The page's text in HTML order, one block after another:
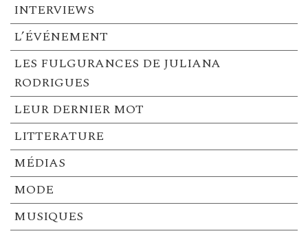
INTERVIEWS
L’ÉVÉNEMENT
LES FULGURANCES DE JULIANA
RODRIGUES
LEUR DERNIER MOT
LITTERATURE
MÉDIAS
MODE
MUSIQUES